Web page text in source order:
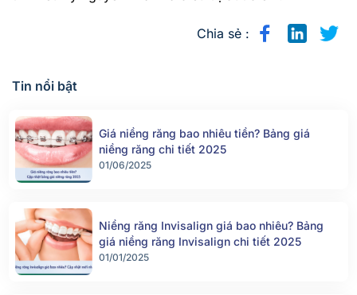
Chia sẻ :
Tin nổi bật
Giá niềng răng bao nhiêu tiền? Bảng giá
niềng răng chi tiết 2025
01/06/2025
Niềng răng Invisalign giá bao nhiêu? Bảng
giá niềng răng Invisalign chi tiết 2025
01/01/2025